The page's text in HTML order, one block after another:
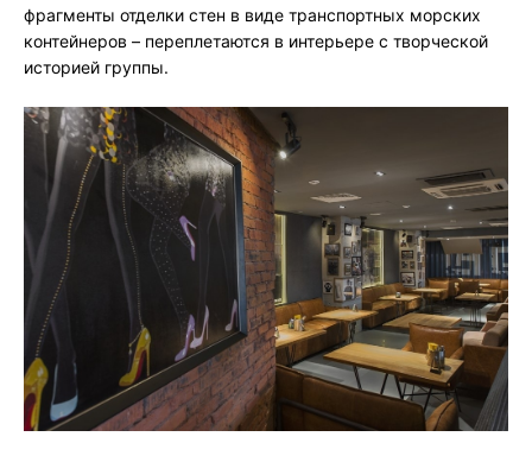
фрагменты отделки стен в виде транспортных морских
контейнеров – переплетаются в интерьере с творческой
историей группы.